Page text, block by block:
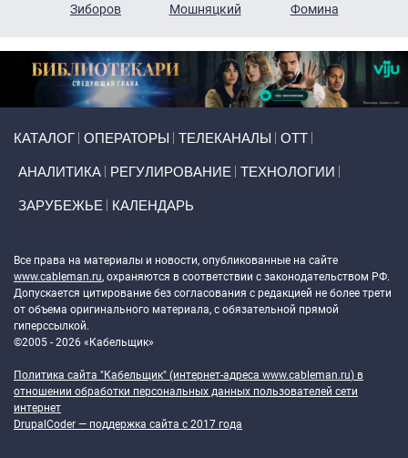
Зиборов
Мошняцкий
Фомина
КАТАЛОГ ОПЕРАТОРЫ ТЕЛЕКАНАЛЫ ОТТ
АНАЛИТИКА РЕГУЛИРОВАНИЕ ТЕХНОЛОГИИ
ЗАРУБЕЖЬЕ КАЛЕНДАРЬ
Все права на материалы и новости, опубликованные на сайте
www.cableman.ru, охраняются в соответствии с законодательством РФ.
Допускается цитирование без согласования с редакцией не более трети
от объема оригинального материала, с обязательной прямой
гиперссылкой.
©2005 - 2026 «Кабельщик»
Политика сайта "Кабельщик" (интернет-адреса www.cableman.ru) в
отношении обработки персональных данных пользователей сети
интернет
DrupalCoder — поддержка сайта c 2017 года